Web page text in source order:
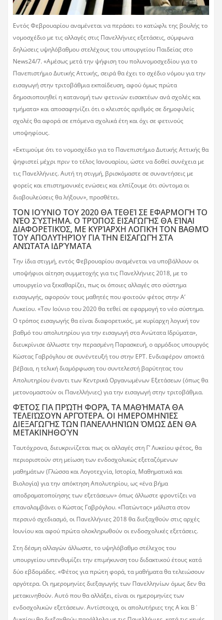
Εντός Φεβρουαρίου αναμένεται να περάσει το κατώφλι της βουλής το
νομοσχέδιο με τις αλλαγές στις Πανελλήνιες εξετάσεις, σύμφωνα
δηλώσεις υψηλόβαθμου στελέχους του υπουργείου Παιδείας στο
News24/7. «Αμέσως μετά την ψήφιση του πολυνομοσχεδίου για το
Πανεπιστήμιο Δυτικής Αττικής, σειρά θα έχει το σχέδιο νόμου για την
εισαγωγή στην τριτοβάθμια εκπαίδευση, αφού όμως πρώτα
δημοσιοποιηθεί η κατανομή των φετινών εισακτέων ανά σχολές και
τμήματα» και αποσαφηνίζει ότι ο κλειστός αριθμός σε δημοφιλείς
σχολές θα αφορά σε επόμενα σχολικά έτη και όχι σε φετινούς
υποψηφίους.
«Εκτιμούμε ότι το νομοσχέδιο για το Πανεπιστήμιο Δυτικής Αττικής θα
ψηφιστεί μέχρι πριν το τέλος Ιανουαρίου, ώστε να δοθεί συνέχεια με
τις Πανελλήνιες. Αυτή τη στιγμή, βρισκόμαστε σε συναντήσεις με
φορείς και επιστημονικές ενώσεις και ελπίζουμε ότι σύντομα οι
διαβουλεύσεις θα λήξουν», προσθέτει.
ΤΟΝ ΙΟΎΝΙΟ ΤΟΥ 2020 ΘΑ ΤΕΘΕΊ ΣΕ ΕΦΑΡΜΟΓΉ ΤΟ
ΝΈΟ ΣΎΣΤΗΜΑ. Ο ΤΡΌΠΟΣ ΕΙΣΑΓΩΓΉΣ ΘΑ ΕΊΝΑΙ
ΔΙΑΦΟΡΕΤΙΚΌΣ, ΜΕ ΚΥΡΊΑΡΧΗ ΛΟΓΙΚΉ ΤΟΝ ΒΑΘΜΌ
ΤΟΥ ΑΠΟΛΥΤΗΡΊΟΥ ΓΙΑ ΤΗΝ ΕΙΣΑΓΩΓΉ ΣΤΑ
ΑΝΏΤΑΤΑ ΙΔΡΎΜΑΤΑ
Την ίδια στιγμή, εντός Φεβρουαρίου αναμένεται να υποβάλλουν οι
υποψήφιοι αίτηση συμμετοχής για τις Πανελλήνιες 2018, με το
υπουργείο να ξεκαθαρίζει, πως οι όποιες αλλαγές στο σύστημα
εισαγωγής, αφορούν τους μαθητές που φοιτούν φέτος στην Α’
Λυκείου. «Τον Ιούνιο του 2020 θα τεθεί σε εφαρμογή το νέο σύστημα.
Ο τρόπος εισαγωγής θα είναι διαφορετικός, με κυρίαρχη λογική τον
βαθμό του απολυτηρίου για την εισαγωγή στα Ανώτατα Ιδρύματα»,
διευκρίνισε άλλωστε την περασμένη Παρασκευή, ο αρμόδιος υπουργός
Κώστας Γαβρόγλου σε συνέντευξή του στην ΕΡΤ. Ενδιαφέρον αποκτά
βέβαια, η τελική διαμόρφωση του συντελεστή βαρύτητας του
Απολυτηρίου έναντι των Κεντρικά Οργανωμένων Εξετάσεων (όπως θα
μετονομαστούν οι Πανελλήνιες) για την εισαγωγή στην τριτοβάθμια.
ΦΈΤΟΣ ΓΙΑ ΠΡΏΤΗ ΦΟΡΆ, ΤΑ ΜΑΘΉΜΑΤΑ ΘΑ
ΤΕΛΕΙΏΣΟΥΝ ΑΡΓΌΤΕΡΑ. ΟΙ ΗΜΕΡΟΜΗΝΊΕΣ
ΔΙΕΞΑΓΩΓΉΣ ΤΩΝ ΠΑΝΕΛΛΗΝΊΩΝ ΌΜΩΣ ΔΕΝ ΘΑ
ΜΕΤΑΚΙΝΗΘΟΎΝ
Ταυτόχρονα, διευκρινίζεται πως οι αλλαγές στη Γ’ Λυκείου φέτος, θα
περιοριστούν στη μείωση των ενδοσχολικώς εξεταζόμενων
μαθημάτων (Γλώσσα και Λογοτεχνία, Ιστορία, Μαθηματικά και
Βιολογία) για την απόκτηση Απολυτηρίου, ως «ένα βήμα
αποδραματοποίησης των εξετάσεων» όπως άλλωστε φροντίζει να
επαναλαμβάνει ο Κώστας Γαβρόγλου. «Πατώντας» μάλιστα στον
περσινό σχεδιασμό, οι Πανελλήνιες 2018 θα διεξαχθούν στις αρχές
Ιουνίου και αφού πρώτα ολοκληρωθούν οι ενδοσχολικές εξετάσεις.
Στη δέσμη αλλαγών άλλωστε, το υψηλόβαθμο στέλεχος του
υπουργείου υπενθυμίζει την επιμήκυνση του διδακτικού έτους κατά
δύο εβδομάδες. «Φέτος για πρώτη φορά, τα μαθήματα θα τελειώσουν
αργότερα. Οι ημερομηνίες διεξαγωγής των Πανελληνίων όμως δεν θα
μετακινηθούν. Αυτό που θα αλλάξει, είναι οι ημερομηνίες των
ενδοσχολικών εξετάσεων. Αντίστοιχα, οι απολυτήριες της Α΄ και Β΄